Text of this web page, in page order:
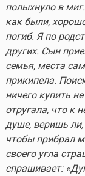
полыхнуло в
как были,
погиб. Я по
других. Сын
семья, места
прикипела.
ничего купить
отругала, что к
душе, веришь ли,
чтобы прибрал
своего угла
спрашивает: